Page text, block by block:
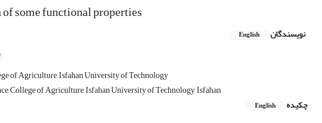
some functional properties
نویسندگان English
of Agriculture, Isfahan University of Technology
College of Agriculture, Isfahan University of Technology, Isfahan
چکیده
English